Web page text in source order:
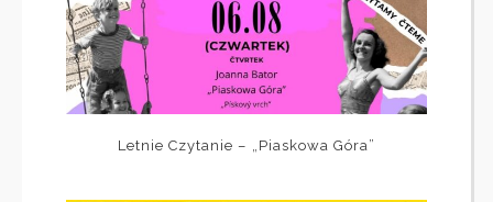
Letnie Czytanie – „Piaskowa Góra”